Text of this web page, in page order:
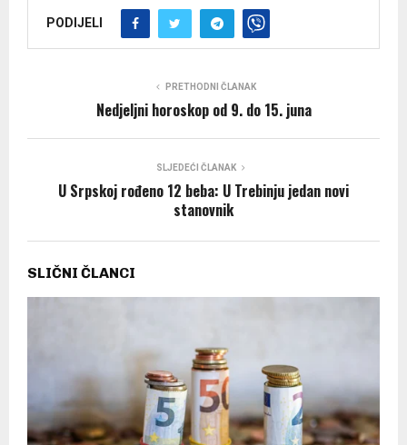
PODIJELI
PRETHODNI ČLANAK
Nedjeljni horoskop od 9. do 15. juna
SLJEDEĆI ČLANAK
U Srpskoj rođeno 12 beba: U Trebinju jedan novi
stanovnik
SLIČNI ČLANCI